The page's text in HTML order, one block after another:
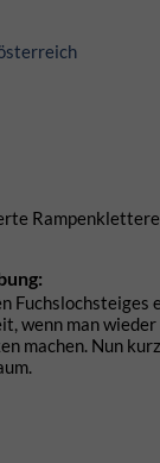
wenn man
machen. Nun